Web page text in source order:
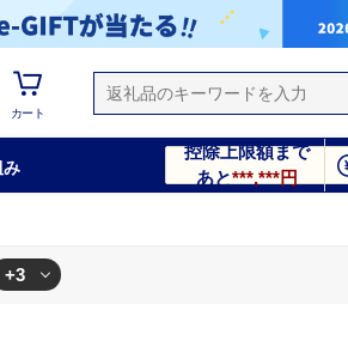
カート
み
控除上限額まで
あと***,***円
+3